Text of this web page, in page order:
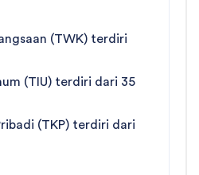
(TWK) terdiri
(TIU) terdiri dari 35
(TKP) terdiri dari